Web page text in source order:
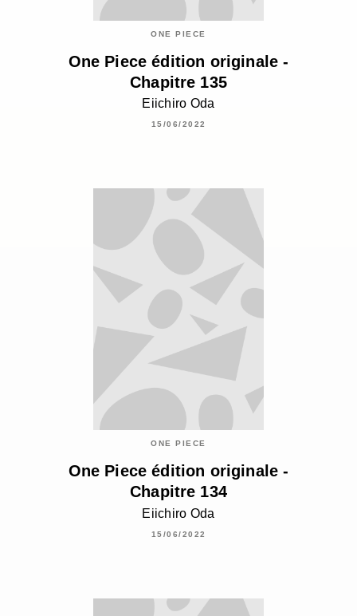
ONE PIECE
One Piece édition originale -
Chapitre 135
Eiichiro Oda
15/06/2022
ONE PIECE
One Piece édition originale -
Chapitre 134
Eiichiro Oda
15/06/2022